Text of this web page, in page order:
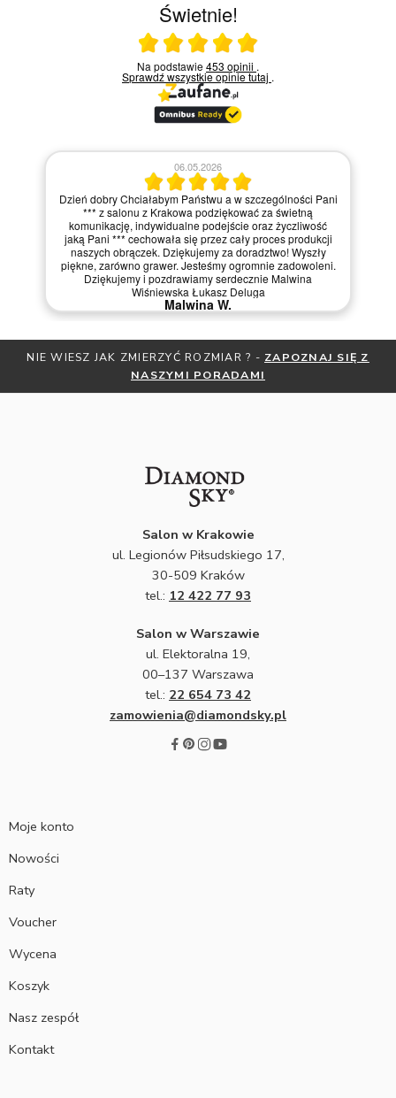
Świetnie!
Ocena średnia 5 na 5
Na podstawie453 opinii .
Sprawdź wszystkie opinietutaj .
06.05.2026
Dzień dobry Chciałabym Państwu a w szczególności Pani
*** z salonu z Krakowa podziękować za świetną
komunikację, indywidualne podejście oraz życzliwość
jaką Pani *** cechowała się przez cały proces produkcji
naszych obrączek. Dziękujemy za doradztwo! Wyszły
piękne, zarówno grawer. Jesteśmy ogromnie zadowoleni.
Dziękujemy i pozdrawiamy serdecznie Malwina
Wiśniewska Łukasz Deluga
Malwina W.
NIE WIESZ JAK ZMIERZYĆ ROZMIAR ? - ZAPOZNAJ SIĘ Z
NASZYMI PORADAMI
Salon w Krakowie
ul. Legionów Piłsudskiego 17,
30-509 Kraków
tel.: 12 422 77 93
Salon w Warszawie
ul. Elektoralna 19,
00–137 Warszawa
tel.: 22 654 73 42
zamowienia@diamondsky.pl
Moje konto
Nowości
Raty
Voucher
Wycena
Koszyk
Nasz zespół
Kontakt